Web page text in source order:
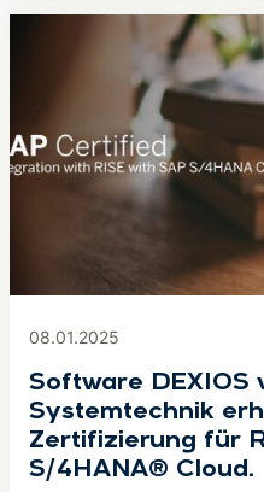
08.01.2025
Software DEXIOS
Systemtechnik
Zertifizierung für
S/4HANA® Cloud.